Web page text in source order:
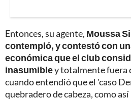
Entonces, su agente, Moussa
contempló, y contestó con
económica que el club
inasumibley totalmente fuera
cuando entendió que el 'caso
quebradero de cabeza, como así